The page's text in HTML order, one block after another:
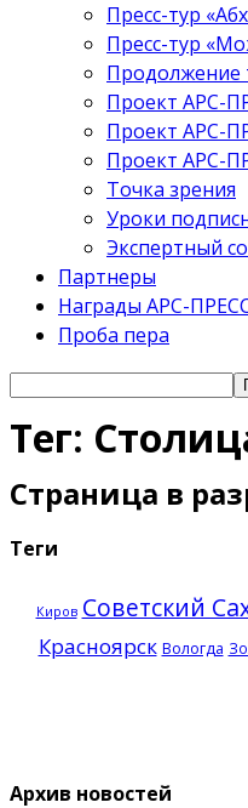
Пресс-тур
Пресс-тур
Продолжение
Проект АРС-
Проект АРС-
Проект АРС-
Точка зрения
Уроки
Экспертный
Партнеры
Награды АРС-
Проба пера
Тег:
Страница в
Теги
Киров Советский
Красноярск Вологда
Архив новостей